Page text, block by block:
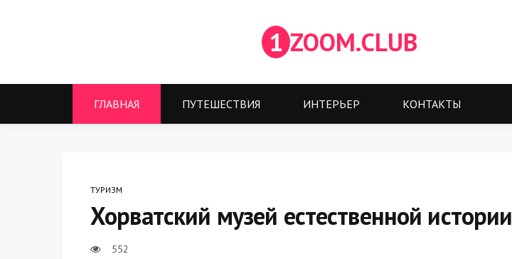
1 ZOOM.CLUB
ГЛАВНАЯ ПУТЕШЕСТВИЯ ИНТЕРЬЕР КОНТАКТЫ
ТУРИЗМ
Хорватский музей естественной истории
552